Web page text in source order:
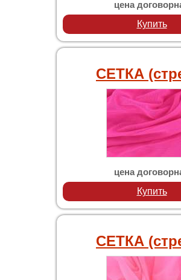
цена
Купить
СЕТКА
цена
Купить
СЕТКА